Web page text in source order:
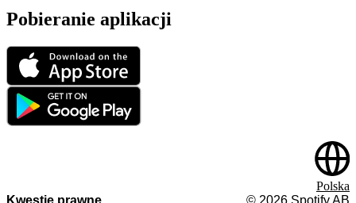
Pobieranie aplikacji
Kwestie prawne © 2026 Spotify AB
Polska